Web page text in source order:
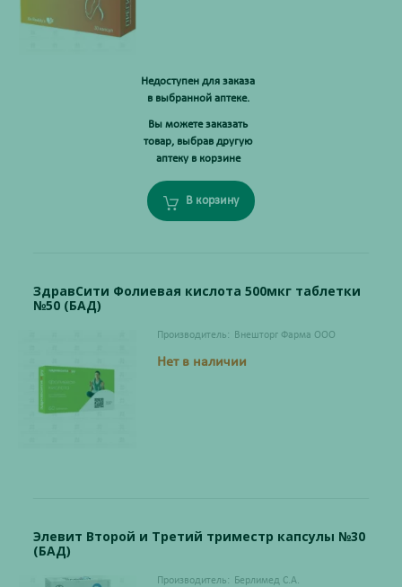
Недоступен для заказа
в выбранной аптеке.
Вы можете заказать
товар, выбрав другую
аптеку в корзине
В корзину
ЗдравСити Фолиевая кислота 500мкг таблетки
№50 (БАД)
Производитель: Внешторг Фарма ООО
Нет в наличии
Элевит Второй и Третий триместр капсулы №30
(БАД)
Производитель: Берлимед С.А.